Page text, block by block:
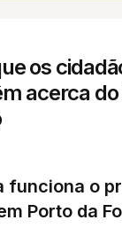
os
acerca
funciona o
Porto da